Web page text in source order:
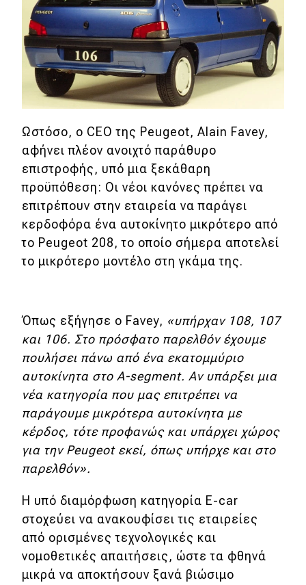
Παρουσιάσεις
DRIVE Away
MOTO
Μεταχειρισμένο
Οδηγός αγοράς
Συμβουλές
Χρηστικά
Συμβουλές
Οδική βοήθεια
eDRIVE
DRIVE USED
Ωστόσο, ο CEO της Peugeot, Alain Favey,
αφήνει πλέον ανοιχτό παράθυρο
επιστροφής, υπό μια ξεκάθαρη
προϋπόθεση: Oι νέοι κανόνες πρέπει να
επιτρέπουν στην εταιρεία να παράγει
κερδοφόρα ένα αυτοκίνητο μικρότερο από
το Peugeot 208, το οποίο σήμερα αποτελεί
το μικρότερο μοντέλο στη γκάμα της.
Όπως εξήγησε ο Favey, «υπήρχαν 108, 107
και 106. Στο πρόσφατο παρελθόν έχουμε
πουλήσει πάνω από ένα εκατομμύριο
αυτοκίνητα στο Α-segment. Αν υπάρξει μια
νέα κατηγορία που μας επιτρέπει να
παράγουμε μικρότερα αυτοκίνητα με
κέρδος, τότε προφανώς και υπάρχει χώρος
για την Peugeot εκεί, όπως υπήρχε και στο
παρελθόν».
Η υπό διαμόρφωση κατηγορία E-car
στοχεύει να ανακουφίσει τις εταιρείες
από ορισμένες τεχνολογικές και
νομοθετικές απαιτήσεις, ώστε τα φθηνά
μικρά να αποκτήσουν ξανά βιώσιμο